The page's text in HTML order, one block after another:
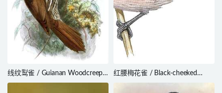
线纹䴕雀 / Guianan Woodcreeper
/ Lepidocolaptes albolineatus
红腰梅花雀 / Black-cheeked
Waxbill / Brunhilda charmosyna